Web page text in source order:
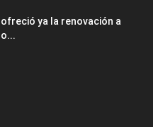
ofreció ya la renovación a